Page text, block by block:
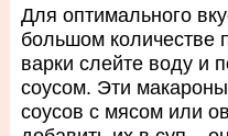
Для оптимального
большом количестве
варки слейте воду и
соусом. Эти
соусов с мясом или